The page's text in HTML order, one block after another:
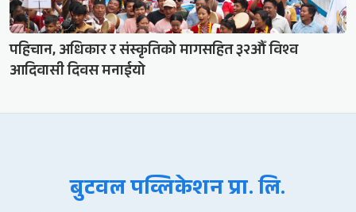
पहिचान, अधिकार र संस्कृतिको मागसहित ३२औँ विश्व
आदिवासी दिवस मनाईयो
बुटवल पव्लिकेशन प्रा. लि.